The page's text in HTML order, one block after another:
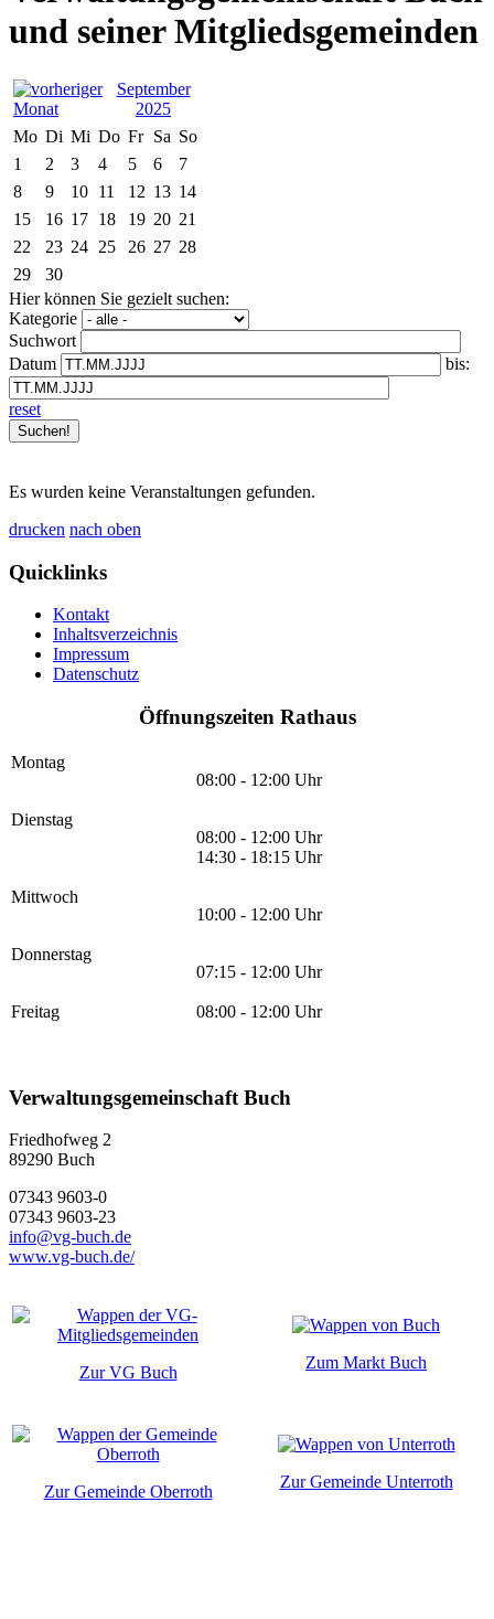
und seiner Mitgliedsgemeinden
September
2025
Mo Di Mi Do Fr Sa So
1
2 3 4 5 6
7
8
9 10 11 12 13 14
15
16 17 18 19 20 21
22
23 24 25 26 27 28
29
30
Hier können Sie gezielt suchen:
Kategorie
Suchwort
Datum
bis:
reset
Es wurden keine Veranstaltungen gefunden.
drucken nach oben
Quicklinks
Kontakt
Inhaltsverzeichnis
Impressum
Datenschutz
Öffnungszeiten Rathaus
Montag
08:00 - 12:00 Uhr
Dienstag
08:00 - 12:00 Uhr
14:30 - 18:15 Uhr
Mittwoch
10:00 - 12:00 Uhr
Donnerstag
07:15 - 12:00 Uhr
Freitag 08:00 - 12:00 Uhr
Verwaltungsgemeinschaft Buch
Friedhofweg 2
89290 Buch
07343 9603-0
07343 9603-23
info@vg-buch.de
www.vg-buch.de/
Zur VG Buch
Zum Markt Buch
Zur Gemeinde Oberroth
Zur Gemeinde Unterroth